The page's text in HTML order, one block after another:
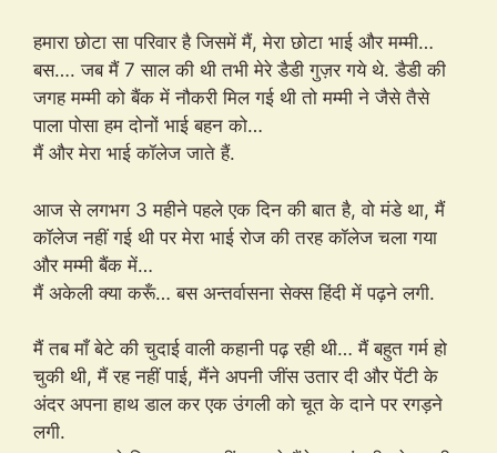
हमारा छोटा सा परिवार है जिसमें मैं, मेरा छोटा भाई और मम्मी…
बस…. जब मैं 7 साल की थी तभी मेरे डैडी गुज़र गये थे. डैडी की
जगह मम्मी को बैंक में नौकरी मिल गई थी तो मम्मी ने जैसे तैसे
पाला पोसा हम दोनों भाई बहन को…
मैं और मेरा भाई कॉलेज जाते हैं.
आज से लगभग 3 महीने पहले एक दिन की बात है, वो मंडे था, मैं
कॉलेज नहीं गई थी पर मेरा भाई रोज की तरह कॉलेज चला गया
और मम्मी बैंक में…
मैं अकेली क्या करूँ… बस अन्तर्वासना सेक्स हिंदी में पढ़ने लगी.
मैं तब माँ बेटे की चुदाई वाली कहानी पढ़ रही थी… मैं बहुत गर्म हो
चुकी थी, मैं रह नहीं पाई, मैंने अपनी जींस उतार दी और पेंटी के
अंदर अपना हाथ डाल कर एक उंगली को चूत के दाने पर रगड़ने
लगी.